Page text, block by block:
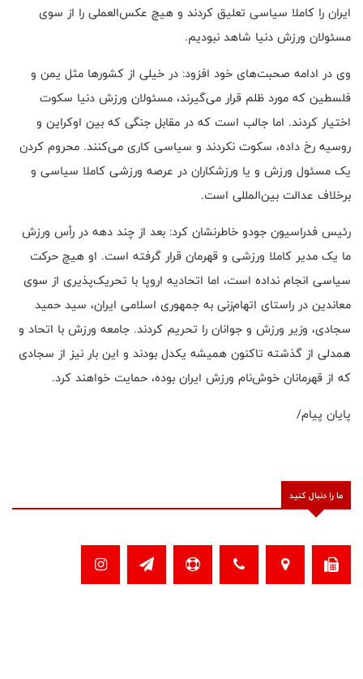
ایران را کاملا سیاسی تعلیق کردند و هیچ عکس‌العملی را از سوی
مسئولان ورزش دنیا شاهد نبودیم.
وی در ادامه صحبت‌های خود افزود: در خیلی از کشورها مثل یمن و
فلسطین که مورد ظلم قرار می‌گیرند، مسئولان ورزش دنیا سکوت
اختیار کردند. اما جالب است که در مقابل جنگی که بین اوکراین و
روسیه رخ داده، سکوت نکردند و سیاسی کاری می‌کنند. محروم کردن
یک مسئول ورزش و یا ورزشکاران در عرصه ورزشی کاملا سیاسی و
برخلاف عدالت بین‌المللی است.
رئیس فدراسیون جودو خاطرنشان کرد: بعد از چند دهه در رأس ورزش
ما یک مدیر کاملا ورزشی و قهرمان قرار گرفته است. او هیچ حرکت
سیاسی انجام نداده است، اما اتحادیه اروپا با تحریک‌پذیری از سوی
معاندین در راستای اتهام‌زنی به جمهوری اسلامی ایران، سید حمید
سجادی، وزیر ورزش و جوانان را تحریم کردند. جامعه ورزش با اتحاد و
همدلی از گذشته تاکنون همیشه یکدل بودند و این بار نیز از سجادی
که از قهرمانان خوش‌نام ورزش ایران بوده، حمایت خواهند کرد.
پایان پیام/
ما را دنبال کنید